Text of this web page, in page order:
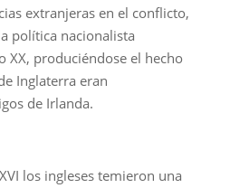
extranjeras en el conflicto,
política nacionalista
XX, produciéndose el hecho
Inglaterra eran
de Irlanda.
los ingleses temieron una